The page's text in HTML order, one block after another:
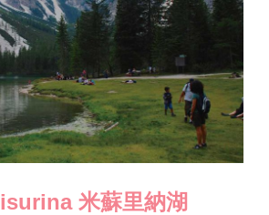
米蘇里納湖